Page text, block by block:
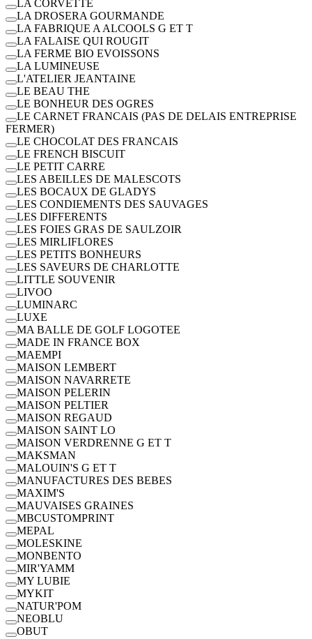
LA CORVETTE
LA DROSERA GOURMANDE
LA FABRIQUE A ALCOOLS G ET T
LA FALAISE QUI ROUGIT
LA FERME BIO EVOISSONS
LA LUMINEUSE
L'ATELIER JEANTAINE
LE BEAU THE
LE BONHEUR DES OGRES
LE CARNET FRANCAIS (PAS DE DELAIS ENTREPRISE
FERMER)
LE CHOCOLAT DES FRANCAIS
LE FRENCH BISCUIT
LE PETIT CARRE
LES ABEILLES DE MALESCOTS
LES BOCAUX DE GLADYS
LES CONDIEMENTS DES SAUVAGES
LES DIFFERENTS
LES FOIES GRAS DE SAULZOIR
LES MIRLIFLORES
LES PETITS BONHEURS
LES SAVEURS DE CHARLOTTE
LITTLE SOUVENIR
LIVOO
LUMINARC
LUXE
MA BALLE DE GOLF LOGOTEE
MADE IN FRANCE BOX
MAEMPI
MAISON LEMBERT
MAISON NAVARRETE
MAISON PELERIN
MAISON PELTIER
MAISON REGAUD
MAISON SAINT LO
MAISON VERDRENNE G ET T
MAKSMAN
MALOUIN'S G ET T
MANUFACTURES DES BEBES
MAXIM'S
MAUVAISES GRAINES
MBCUSTOMPRINT
MEPAL
MOLESKINE
MONBENTO
MIR'YAMM
MY LUBIE
MYKIT
NATUR'POM
NEOBLU
OBUT